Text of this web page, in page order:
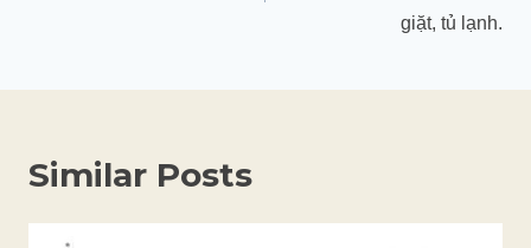
giặt, tủ lạnh.
Similar Posts